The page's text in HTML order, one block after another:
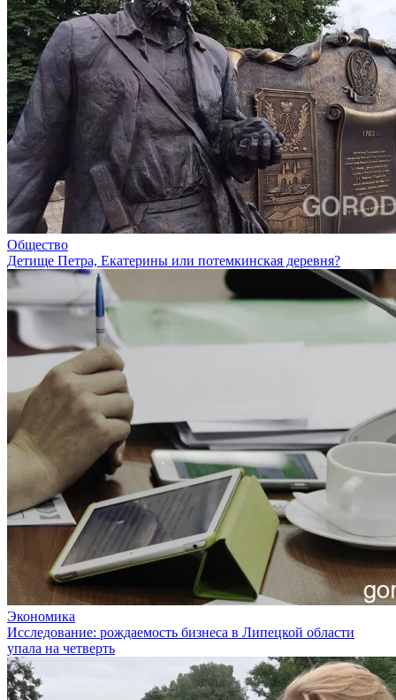
Общество
Детище Петра, Екатерины или потемкинская деревня?
Экономика
Исследование: рождаемость бизнеса в Липецкой области
упала на четверть